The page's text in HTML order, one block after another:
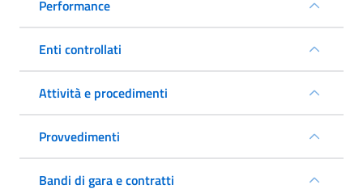
Performance
Enti controllati
Attività e procedimenti
Provvedimenti
Bandi di gara e contratti